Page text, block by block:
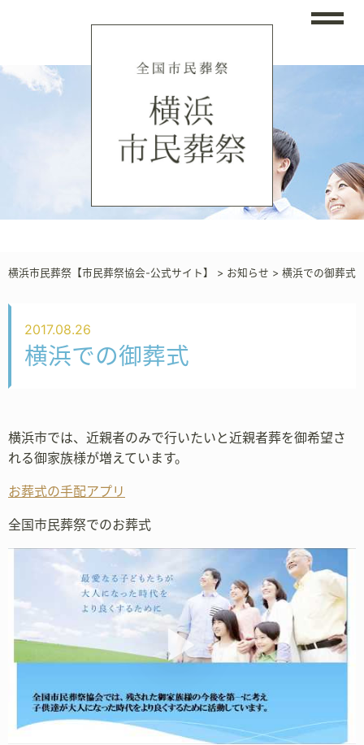
横浜市民葬祭【市民葬祭協会-公式サイト】 > お知らせ > 横浜での御葬式
2017.08.26
横浜での御葬式
横浜市では、近親者のみで行いたいと近親者葬を御希望さ
れる御家族様が増えています。
お葬式の手配アプリ
全国市民葬祭でのお葬式